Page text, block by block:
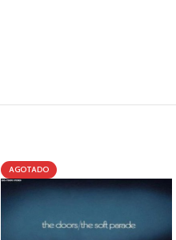
AGOTADO